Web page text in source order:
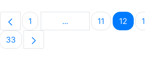
Página
1 ...Páginas intermedias
Página
11 12
Página
33